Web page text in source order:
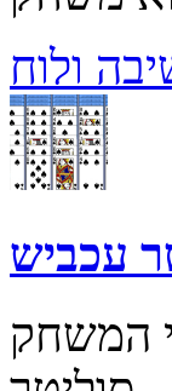
ולוח
עכביש
המשחק